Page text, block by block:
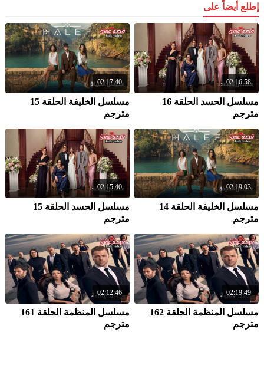
إطلع أيضاً على
02:16:58
مسلسل الحسد الحلقة 16
مترجم
02:17:40
مسلسل الخليفة الحلقة 15
مترجم
02:19:03
مسلسل الخليفة الحلقة 14
مترجم
02:15:40
مسلسل الحسد الحلقة 15
مترجم
02:19:49
مسلسل المنظمة الحلقة 162
مترجم
02:12:46
مسلسل المنظمة الحلقة 161
مترجم